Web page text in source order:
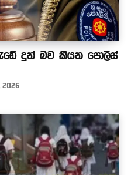
දුන් බව කියන පොලිස්
2026